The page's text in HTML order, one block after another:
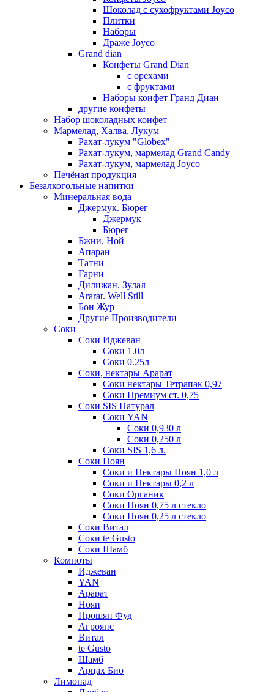
Шоколад с сухофруктами Joyco
Плитки
Наборы
Драже Joyco
Grand dian
Конфеты Grand Dian
с орехами
с фруктами
Наборы конфет Гранд Диан
другие конфеты
Набор шоколадных конфет
Мармелад, Халва, Лукум
Рахат-лукум "Globex"
Рахат-лукум, мармелад Grand Candy
Рахат-лукум, мармелад Joyco
Печёная продукция
Безалкогольные напитки
Минеральная вода
Джермук. Бюрег
Джермук
Бюрег
Бжни. Ной
Апаран
Татни
Гарни
Дилижан. Зулал
Ararat. Well Still
Бон Жур
Другие Производители
Соки
Соки Иджеван
Соки 1.0л
Соки 0.25л
Соки, нектары Арарат
Соки нектары Тетрапак 0,97
Соки Премиум ст. 0,75
Соки SIS Натурал
Соки YAN
Соки 0,930 л
Соки 0,250 л
Соки SIS 1,6 л.
Соки Ноян
Соки и Нектары Ноян 1,0 л
Соки и Нектары 0,2 л
Соки Органик
Соки Ноян 0,75 л стекло
Соки Ноян 0,25 л стекло
Соки Витал
Соки te Gusto
Соки Шамб
Компоты
Иджеван
YAN
Арарат
Ноян
Прошян Фуд
Агроянс
Витал
te Gusto
Шамб
Арцах Био
Лимонад